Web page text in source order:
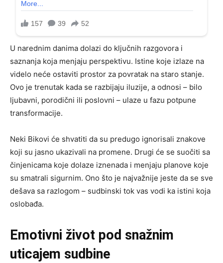
U narednim danima dolazi do ključnih razgovora i
saznanja koja menjaju perspektivu. Istine koje izlaze na
videlo neće ostaviti prostor za povratak na staro stanje.
Ovo je trenutak kada se razbijaju iluzije, a odnosi – bilo
ljubavni, porodični ili poslovni – ulaze u fazu potpune
transformacije.
Neki Bikovi će shvatiti da su predugo ignorisali znakove
koji su jasno ukazivali na promene. Drugi će se suočiti sa
činjenicama koje dolaze iznenada i menjaju planove koje
su smatrali sigurnim. Ono što je najvažnije jeste da se sve
dešava sa razlogom – sudbinski tok vas vodi ka istini koja
oslobađa.
Emotivni život pod snažnim
uticajem sudbine